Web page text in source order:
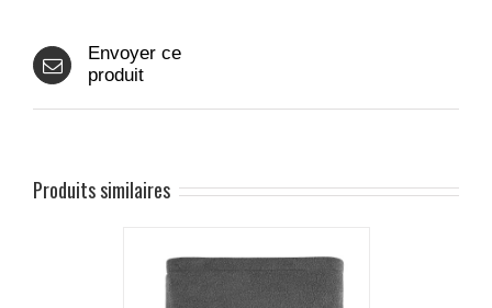
Envoyer ce
produit
Produits similaires